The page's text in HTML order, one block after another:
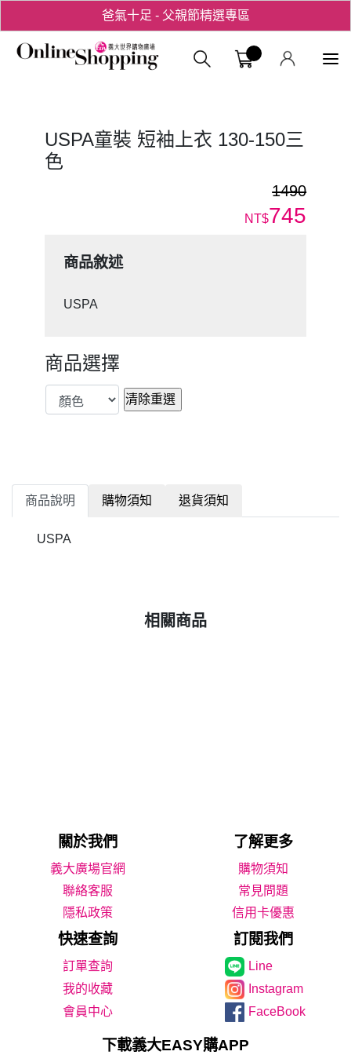
爸氣十足 - 父親節精選專區
用心愛你！七夕星選禮遇！義大購物
USPA童裝 短袖上衣 130-150三
色
1490
NT$745
商品敘述
USPA
商品選擇
商品說明 購物須知 退貨須知
USPA
相關商品
關於我們 了解更多
義大廣場官網
購物須知
聯絡客服
常見問題
隱私政策
信用卡優惠
快速查詢 訂閱我們
Line
我的收藏
Instagram
會員中心
FaceBook
下載義大EASY購APP